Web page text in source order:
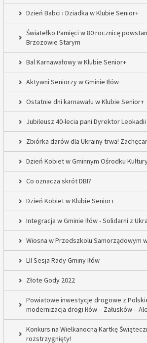
Dzień Babci i Dziadka w Klubie Senior+
Światełko Pamięci w 80 rocznicę
Brzozowie Starym
Bal Karnawałowy w Klubie Senior+
Aktywni Seniorzy w Gminie Iłów
Ostatnie dni karnawału w Klubie Senior+
Jubileusz 40-lecia pani Dyrektor
Zbiórka darów dla Ukrainy trwa!
Dzień Kobiet w Gminnym Ośrodku
Co oznacza skrót DBI?
Dzień Kobiet w Klubie Senior+
Integracja w Gminie Iłów - Solidarni z
Wiosna w Przedszkolu Samorządowym
LII Sesja Rady Gminy Iłów
Złote Gody 2022
Powiatowe inwestycje drogowe z
modernizacja drogi Iłów – Załusków –
Konkurs na Wielkanocną Kartkę
rozstrzygnięty!